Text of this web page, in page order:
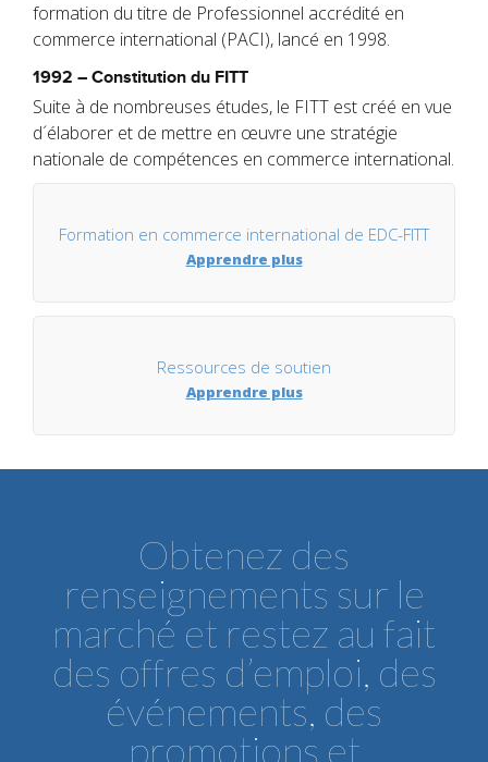
formation du titre de Professionnel accrédité en
commerce international (PACI), lancé en 1998.
1992 – Constitution du FITT
Suite à de nombreuses études, le FITT est créé en vue
d´élaborer et de mettre en œuvre une stratégie
nationale de compétences en commerce international.
Formation en commerce international de EDC-FITT
Apprendre plus
Ressources de soutien
Apprendre plus
Obtenez des
renseignements sur le
marché et restez au fait
des offres d’emploi, des
événements, des
promotions et